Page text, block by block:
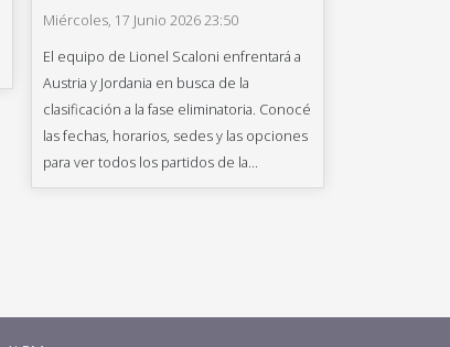
Miércoles, 17 Junio 2026 23:50
El equipo de Lionel Scaloni enfrentará a
Austria y Jordania en busca de la
clasificación a la fase eliminatoria. Conocé
las fechas, horarios, sedes y las opciones
para ver todos los partidos de la...